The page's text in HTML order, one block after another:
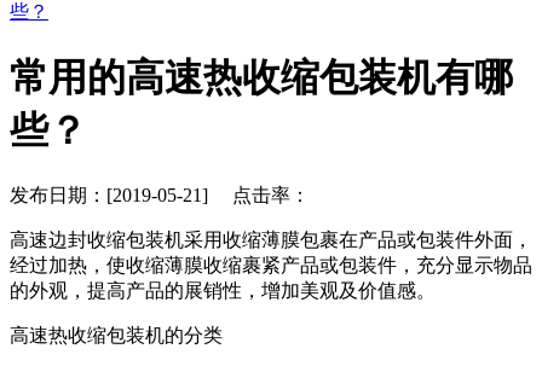
些？
常用的高速热收缩包装机有哪
些？
发布日期：[2019-05-21] 点击率：
高速边封收缩包装机采用收缩薄膜包裹在产品或包装件外面，
经过加热，使收缩薄膜收缩裹紧产品或包装件，充分显示物品
的外观，提高产品的展销性，增加美观及价值感。
高速热收缩包装机的分类